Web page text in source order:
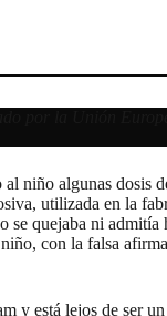
niño algunas
utilizada en la
quejaba ni
con la falsa
y está lejos de ser